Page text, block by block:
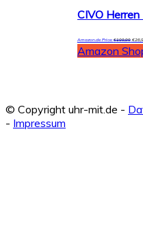
Amazon.de Price:€109,99 €
Amazon
© Copyright uhr-mit.de -
- Impressum